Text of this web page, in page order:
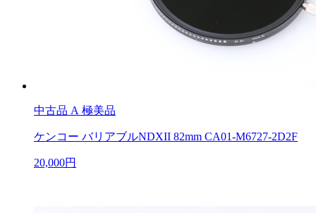
中古品 A 極美品
ケンコー バリアブルNDXII 82mm CA01-M6727-2D2F
20,000円